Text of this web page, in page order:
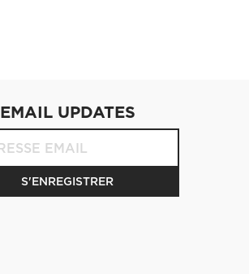
EMAIL UPDATES